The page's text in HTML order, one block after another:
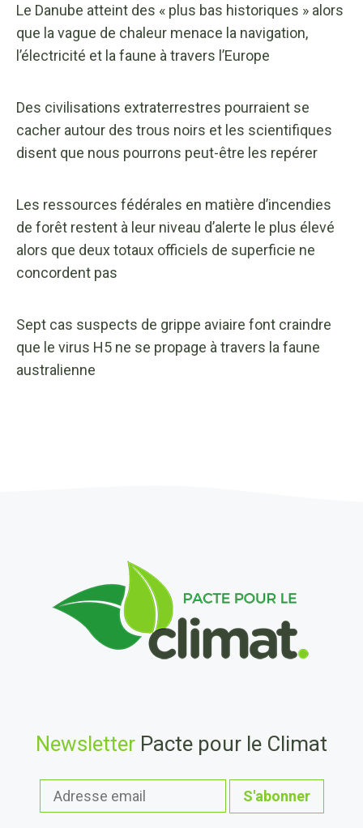
Le Danube atteint des « plus bas historiques » alors
que la vague de chaleur menace la navigation,
l’électricité et la faune à travers l’Europe
Des civilisations extraterrestres pourraient se
cacher autour des trous noirs et les scientifiques
disent que nous pourrons peut-être les repérer
Les ressources fédérales en matière d’incendies
de forêt restent à leur niveau d’alerte le plus élevé
alors que deux totaux officiels de superficie ne
concordent pas
Sept cas suspects de grippe aviaire font craindre
que le virus H5 ne se propage à travers la faune
australienne
Newsletter Pacte pour le Climat